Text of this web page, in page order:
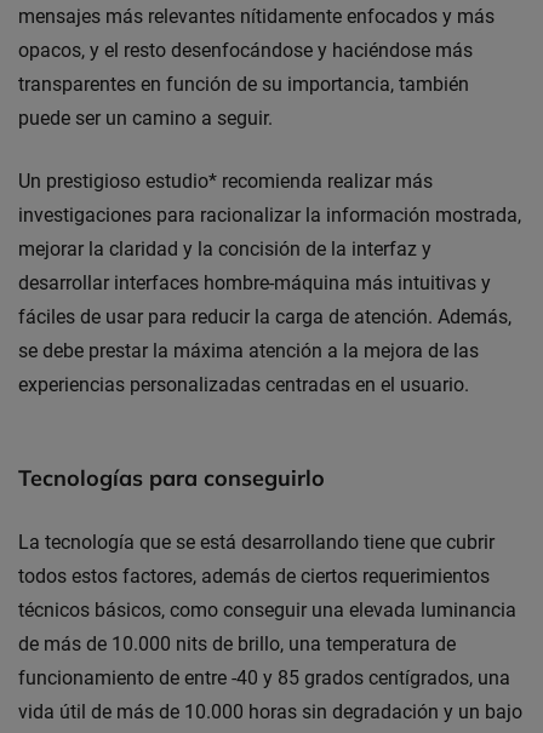
mensajes más relevantes nítidamente enfocados y más
opacos, y el resto desenfocándose y haciéndose más
transparentes en función de su importancia, también
puede ser un camino a seguir.
Un prestigioso estudio* recomienda realizar más
investigaciones para racionalizar la información mostrada,
mejorar la claridad y la concisión de la interfaz y
desarrollar interfaces hombre-máquina más intuitivas y
fáciles de usar para reducir la carga de atención. Además,
se debe prestar la máxima atención a la mejora de las
experiencias personalizadas centradas en el usuario.
Tecnologías para conseguirlo
La tecnología que se está desarrollando tiene que cubrir
todos estos factores, además de ciertos requerimientos
técnicos básicos, como conseguir una elevada luminancia
de más de 10.000 nits de brillo, una temperatura de
funcionamiento de entre -40 y 85 grados centígrados, una
vida útil de más de 10.000 horas sin degradación y un bajo